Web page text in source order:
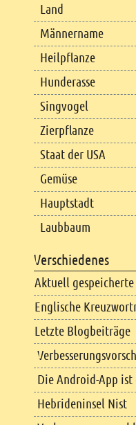
Land
Männername
Heilpflanze
Hunderasse
Singvogel
Zierpflanze
Staat der USA
Gemüse
Hauptstadt
Laubbaum
Verschiedenes
Aktuell
Englische
Letzte Blogbeiträge
Die Android-App ist
Hebrideninsel Nist